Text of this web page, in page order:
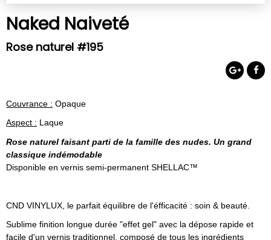
Naked Naiveté
Rose naturel #195
Couvrance : Opaque
Aspect : Laque
Rose naturel faisant parti de la famille des nudes. Un grand
classique indémodable
Disponible en vernis semi-permanent SHELLAC™
CND VINYLUX, le parfait équilibre de l'éfficacité : soin & beauté.
Sublime finition longue durée "effet gel" avec la dépose rapide et
facile d'un vernis traditionnel, composé de tous les ingrédients